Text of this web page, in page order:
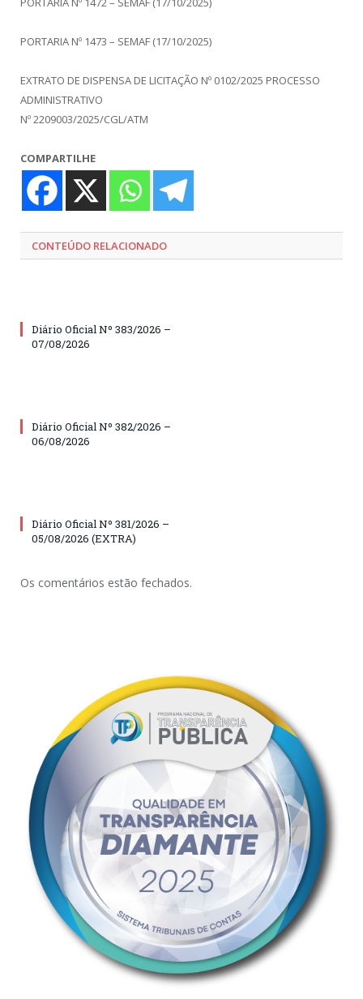
PORTARIA Nº 1473 – SEMAF (17/10/2025)
EXTRATO DE DISPENSA DE LICITAÇÃO Nº 0102/2025 PROCESSO
ADMINISTRATIVO
Nº 2209003/2025/CGL/ATM
COMPARTILHE
CONTEÚDO RELACIONADO
Diário Oficial Nº 383/2026 –
07/08/2026
Diário Oficial Nº 382/2026 –
06/08/2026
Diário Oficial Nº 381/2026 –
05/08/2026 (EXTRA)
Os comentários estão fechados.